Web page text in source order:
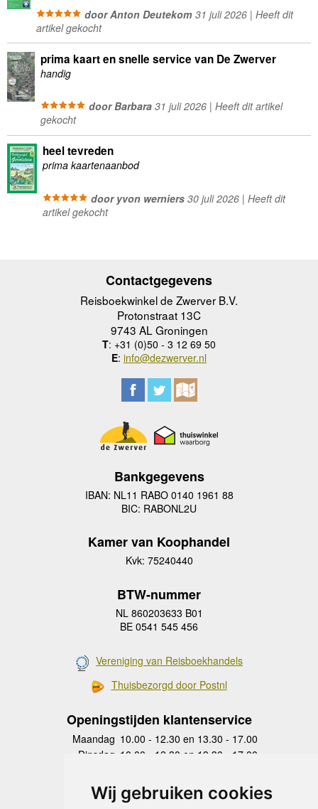
Wij gebruiken cookies
door Anton Deutekom31 juli 2026 | Heeft dit
artikel gekocht
prima kaart en snelle service van De Zwerver
handig
door Barbara31 juli 2026 | Heeft dit artikel
gekocht
heel tevreden
prima kaartenaanbod
door yvon werniers30 juli 2026 | Heeft dit
artikel gekocht
Contactgegevens
Reisboekwinkel de Zwerver B.V.
Protonstraat 13C
9743 AL Groningen
T: +31 (0)50 - 3 12 69 50
E: info@dezwerver.nl
Bankgegevens
IBAN: NL11 RABO 0140 1961 88
BIC: RABONL2U
Kamer van Koophandel
Kvk: 75240440
BTW-nummer
NL 860203633 B01
BE 0541 545 456
Vereniging van Reisboekhandels
Thuisbezorgd door Postnl
Openingstijden klantenservice
Maandag 10.00 - 12.30 en 13.30 - 17.00
Dinsdag 10.00 - 12.30 en 13.30 - 17.00
Donderdag
10.00 - 12.30 en 13.30 - 17.00
Vrijdag 10.00 - 12.30 en 13.30 - 17.00